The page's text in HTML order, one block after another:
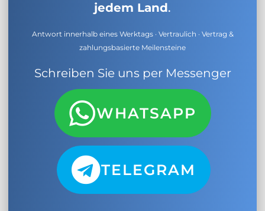
jedem Land.
Antwort innerhalb eines Werktags · Vertraulich · Vertrag &
zahlungsbasierte Meilensteine
Schreiben Sie uns per Messenger
WHATSAPP
TELEGRAM